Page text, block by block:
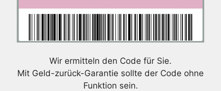
Wir ermitteln den Code für Sie.
Mit Geld-zurück-Garantie sollte der Code ohne
Funktion sein.